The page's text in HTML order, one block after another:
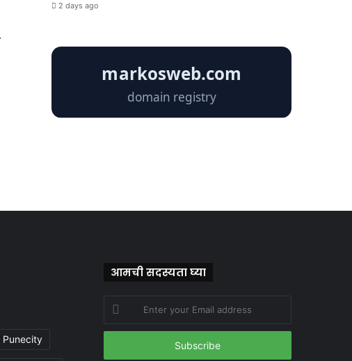
2 days ago
Punecity
आमची सदस्यता घ्या
Enter
your
Email